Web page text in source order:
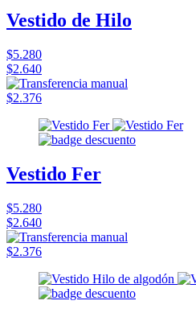
Vestido de Hilo
$5.280
$2.640
$2.376
Vestido Fer
$5.280
$2.640
$2.376